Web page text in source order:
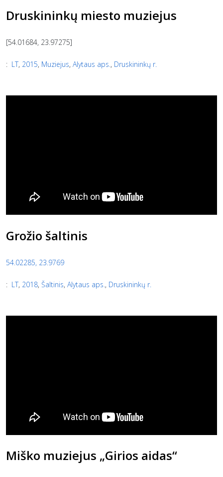
Druskininkų miesto muziejus
[54.01684, 23.97275]
: LT, 2015, Muziejus, Alytaus aps., Druskininkų r.
Grožio šaltinis
54.02285, 23.9769
: LT, 2018, Šaltinis, Alytaus aps. , Druskininkų r.
Miško muziejus „Girios aidas“